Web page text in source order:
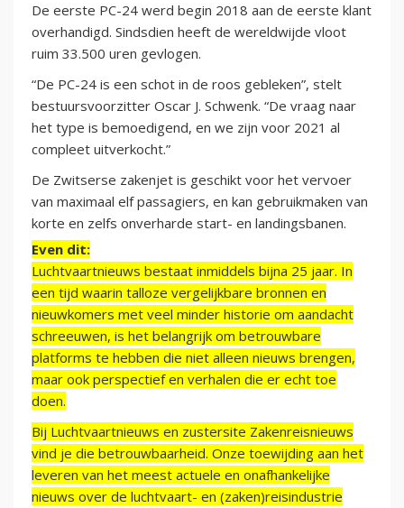
De eerste PC-24 werd begin 2018 aan de eerste klant
overhandigd. Sindsdien heeft de wereldwijde vloot
ruim 33.500 uren gevlogen.
“De PC-24 is een schot in de roos gebleken”, stelt
bestuursvoorzitter Oscar J. Schwenk. “De vraag naar
het type is bemoedigend, en we zijn voor 2021 al
compleet uitverkocht.”
De Zwitserse zakenjet is geschikt voor het vervoer
van maximaal elf passagiers, en kan gebruikmaken van
korte en zelfs onverharde start- en landingsbanen.
Even dit:
Luchtvaartnieuws bestaat inmiddels bijna 25 jaar. In
een tijd waarin talloze vergelijkbare bronnen en
nieuwkomers met veel minder historie om aandacht
schreeuwen, is het belangrijk om betrouwbare
platforms te hebben die niet alleen nieuws brengen,
maar ook perspectief en verhalen die er echt toe
doen.
Bij Luchtvaartnieuws en zustersite Zakenreisnieuws
vind je die betrouwbaarheid. Onze toewijding aan het
leveren van het meest actuele en onafhankelijke
nieuws over de luchtvaart- en (zaken)reisindustrie